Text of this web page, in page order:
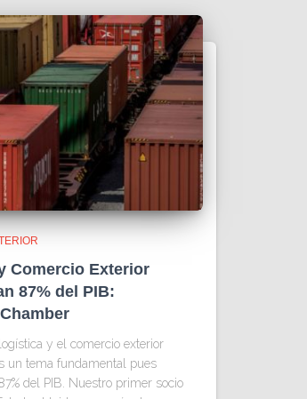
Comercio Exterior
87% del PIB:
y el comercio exterior
un tema fundamental pues
del PIB. Nuestro primer socio